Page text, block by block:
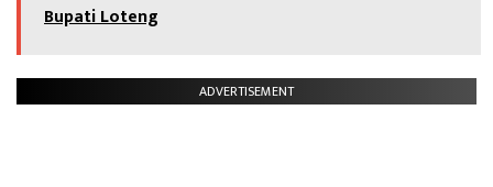
Bupati Loteng
ADVERTISEMENT